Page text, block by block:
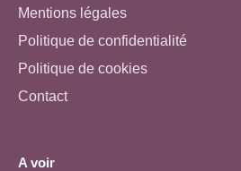
Mentions légales
Politique de confidentialité
Politique de cookies
Contact
A voir